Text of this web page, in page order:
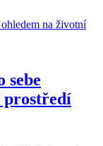
sebe
prostředí